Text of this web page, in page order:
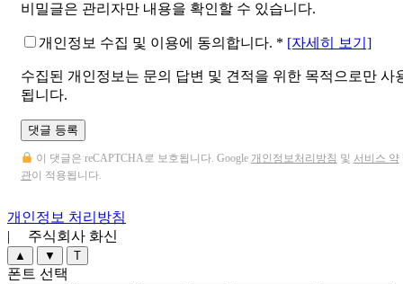
비밀글은 관리자만 내용을 확인할 수 있습니다.
개인정보 수집 및 이용에 동의합니다. * [자세히 보기]
수집된 개인정보는 문의 답변 및 견적을 위한 목적으로만 사
됩니다.
댓글 등록
이 댓글은 reCAPTCHA로 보호됩니다. Google 개인정보처리방침 및 서비스 약
관이 적용됩니다.
개인정보 처리방침
| 주식회사 화신
▲ ▼ T
폰트 선택